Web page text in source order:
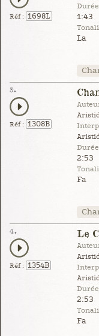
Réf : 1698L
Durée
1:43
La
3.
Réf : 1308B
Durée
2:53
Fa
4.
Réf : 1354B
Le
Durée
2:53
Fa